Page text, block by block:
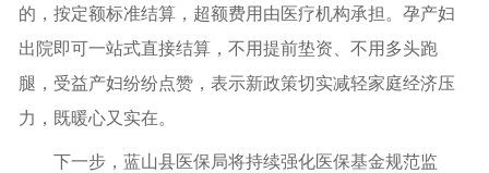
的，按定额标准结算，超额费用由医疗机构承担。孕产妇
出院即可一站式直接结算，不用提前垫资、不用多头跑
腿，受益产妇纷纷点赞，表示新政策切实减轻家庭经济压
力，既暖心又实在。
下一步，蓝山县医保局将持续强化医保基金规范监